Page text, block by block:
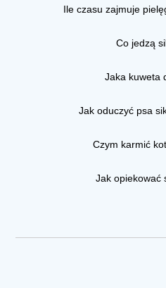
Ile czasu zajmuje
Co jedzą
Jaka kuweta
Jak oduczyć psa
Czym karmić
Jak opiekować